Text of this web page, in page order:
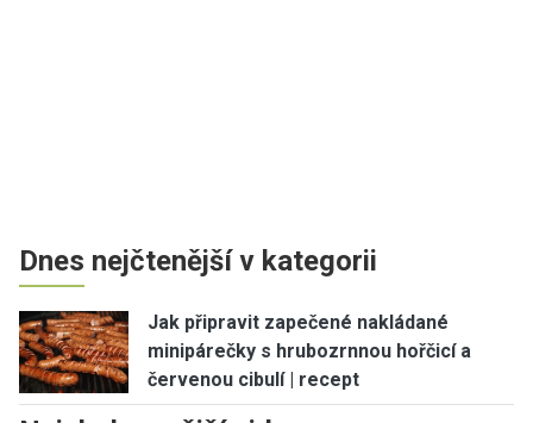
Dnes nejčtenější v kategorii
Jak připravit zapečené nakládané
minipárečky s hrubozrnnou hořčicí a
červenou cibulí | recept